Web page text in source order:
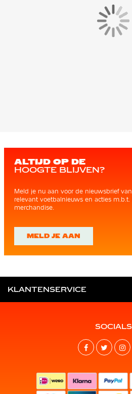
ALTIJD OP DE
HOOGTE BLIJVEN?
Meld je nu aan voor de nieuwsbrief
relevant voetbalnieuws en acties m.b.t.
merchandise.
MELD JE AAN
KLANTENSERVICE
SOCIALS